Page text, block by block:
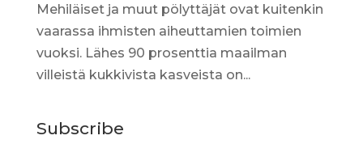
Mehiläiset ja muut pölyttäjät ovat kuitenkin
vaarassa ihmisten aiheuttamien toimien
vuoksi. Lähes 90 prosenttia maailman
villeistä kukkivista kasveista on...
Subscribe